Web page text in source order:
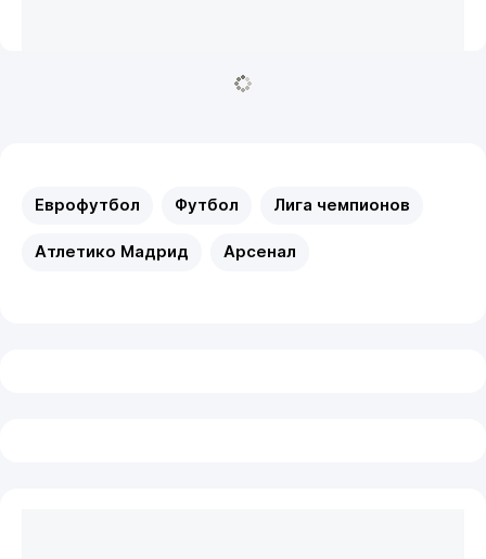
Еврофутбол Футбол Лига чемпионов
Атлетико Мадрид Арсенал